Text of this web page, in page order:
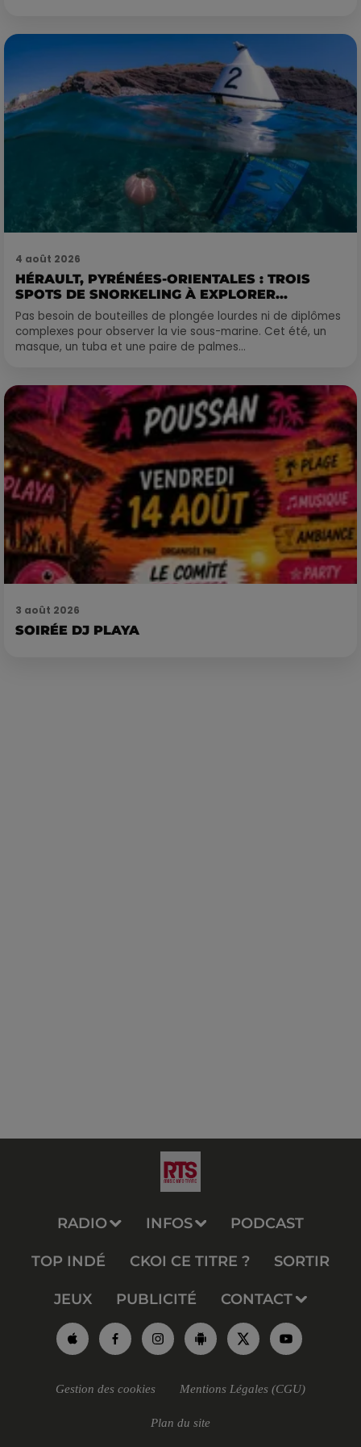
4 août 2026
HÉRAULT, PYRÉNÉES-ORIENTALES : TROIS
SPOTS DE SNORKELING À EXPLORER...
Pas besoin de bouteilles de plongée lourdes ni de diplômes
complexes pour observer la vie sous-marine. Cet été, un
masque, un tuba et une paire de palmes...
3 août 2026
SOIRÉE DJ PLAYA
RADIO INFOS PODCAST
TOP INDÉ CKOI CE TITRE ? SORTIR
JEUX PUBLICITÉ CONTACT
Gestion des cookies Mentions Légales (CGU)
Plan du site